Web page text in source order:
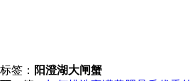
标签： 阳澄湖大闸蟹